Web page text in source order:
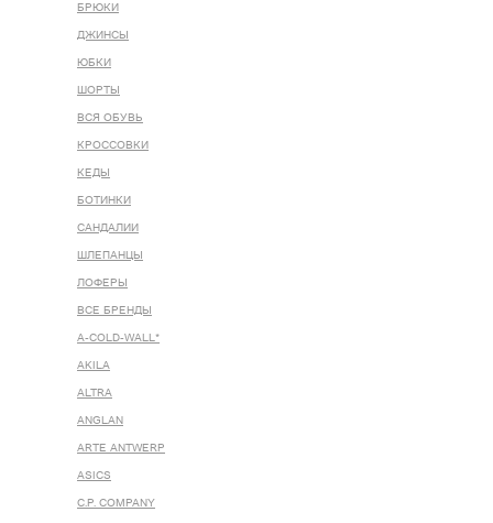
БРЮКИ
ДЖИНСЫ
ЮБКИ
ШОРТЫ
ВСЯ ОБУВЬ
КРОССОВКИ
КЕДЫ
БОТИНКИ
САНДАЛИИ
ШЛЕПАНЦЫ
ЛОФЕРЫ
ВСЕ БРЕНДЫ
A-COLD-WALL*
AKILA
ALTRA
ANGLAN
ARTE ANTWERP
ASICS
C.P. COMPANY